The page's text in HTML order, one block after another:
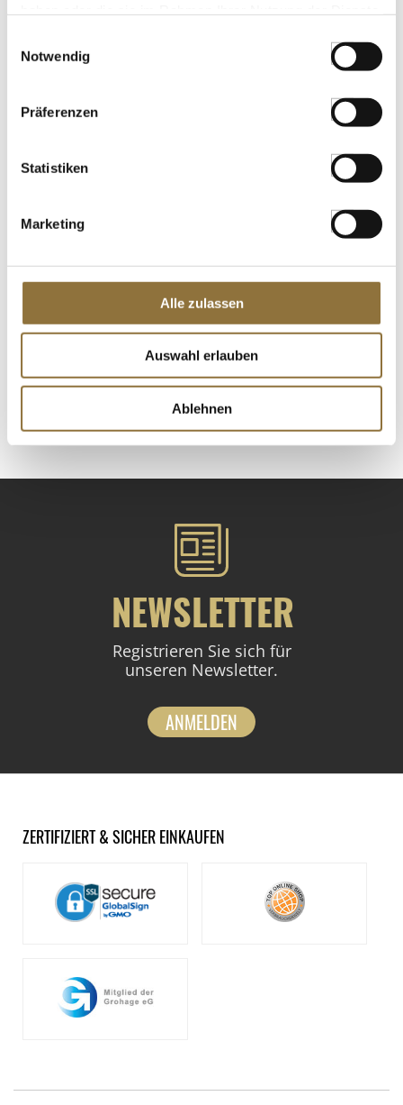
Notwendig
Präferenzen
Statistiken
Marketing
Alle zulassen
Auswahl erlauben
Ablehnen
€ 6,98
€ 38,78/ kg
LEBENSMITTELKENNZEICHNUNGEN
Reispapier, mittel, ø 22cm, 400 g, 48
€ 18,78/ kg
NEWSLETTER
Registrieren Sie sich für
unseren Newsletter.
ANMELDEN
ZERTIFIZIERT & SICHER EINKAUFEN